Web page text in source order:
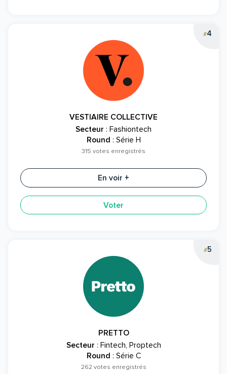
#4
VESTIAIRE COLLECTIVE
Secteur : Fashiontech
Round : Série H
315 votes enregistrés
En voir +
Voter
#5
PRETTO
Secteur : Fintech, Proptech
Round : Série C
262 votes enregistrés